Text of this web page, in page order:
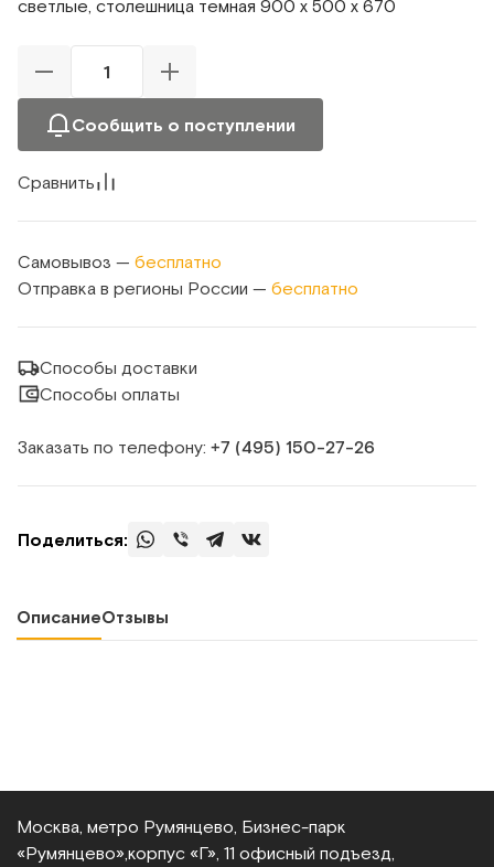
светлые, столешница темная 900 х 500 х 670
Сообщить о поступлении
Сравнить
Самовывоз — бесплатно
Отправка в регионы России — бесплатно
Способы доставки
Способы оплаты
Заказать по телефону: +7 (495) 150‑27‑26
Поделиться:
ОписаниеОтзывы
Москва, метро Румянцево, Бизнес‑парк
«Румянцево», корпус «Г», 11 офисный подъезд,